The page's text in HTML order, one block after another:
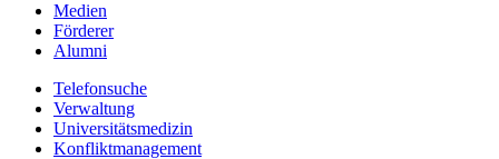
Medien
Förderer
Alumni
Telefonsuche
Verwaltung
Universitätsmedizin
Konfliktmanagement